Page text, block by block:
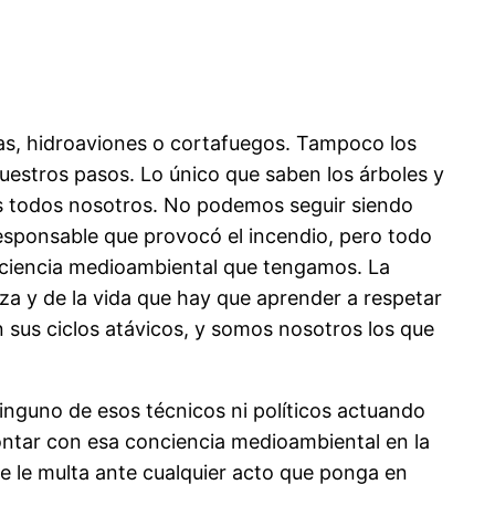
hidroaviones o cortafuegos. Tampoco los
pasos. Lo único que saben los árboles y
todos nosotros. No podemos seguir siendo
que provocó el incendio, pero todo
medioambiental que tengamos. La
y de la vida que hay que aprender a respetar
ciclos atávicos, y somos nosotros los que
de esos técnicos ni políticos actuando
con esa conciencia medioambiental en la
le multa ante cualquier acto que ponga en